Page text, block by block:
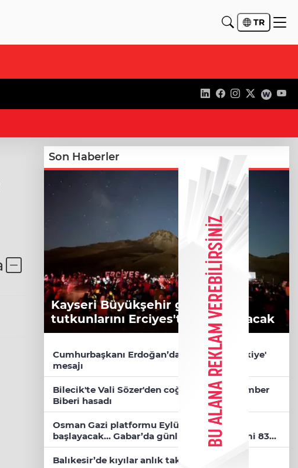
TR
Son Haberler
Kayseri Büyükşehir gökyüzü
tutkunlarını Erciyes'te buluşturacak
Cumhurbaşkanı Erdoğan’dan 'Terörsüz Türkiye'
mesajı
Bilecik'te Vali Sözer'den coğrafi işaretli Kamber
Biberi hasadı
Osman Gazi platformu Eylül'de göreve
başlayacak... Gabar’da günlük petrol üretimi 83
bin 200 varile ulaştı
Balıkesir’de kıyılar anlık takip ediliyor